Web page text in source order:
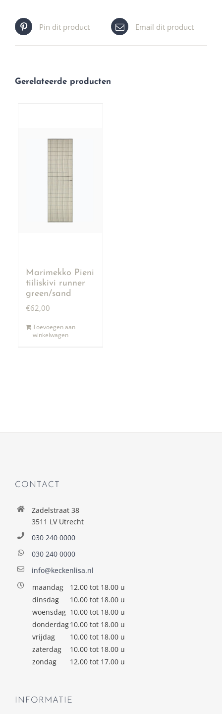
Pin dit product Email dit product
Gerelateerde producten
Marimekko Pieni
tiiliskivi runner
green/sand
€62,00
Toevoegen aan
winkelwagen
CONTACT
Zadelstraat 38
3511 LV Utrecht
030 240 0000
030 240 0000
info@keckenlisa.nl
maandag
12.00 tot 18.00 u
dinsdag
10.00 tot 18.00 u
woensdag 10.00 tot 18.00 u
donderdag10.00 tot 18.00 u
vrijdag
10.00 tot 18.00 u
zaterdag
10.00 tot 18.00 u
zondag
12.00 tot 17.00 u
INFORMATIE